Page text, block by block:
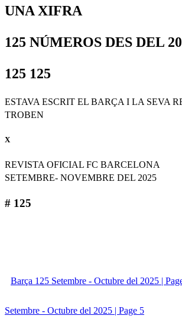
UNA XIFRA
125 NÚMEROS DES DEL
125 125
ESTAVA ESCRIT EL BARÇA I LA SEVA
TROBEN
X
REVISTA OFICIAL FC BARCELONA
SETEMBRE- NOVEMBRE DEL 2025
# 125
Barça 125 Setembre - Octubre del 2025 |
Setembre - Octubre del 2025 | Page 5